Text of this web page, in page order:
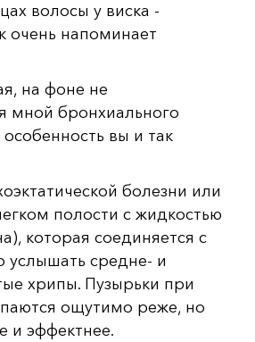
волосы у виска -
очень напоминает
на фоне не
мной бронхиального
вы и так
болезни или
полости с жидкостью
которая соединяется с
средне- и
хрипы. Пузырьки при
ощутимо реже, но
и эффектнее.